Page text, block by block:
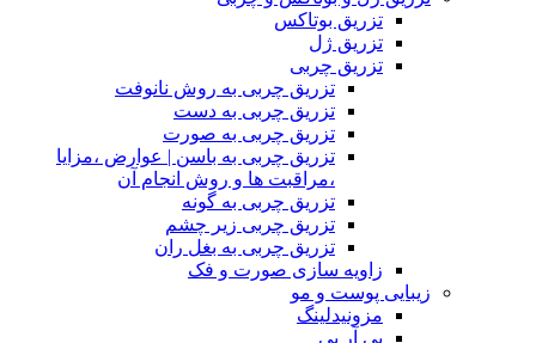
تزریق بوتاکس
تزریق ژل
تزریق چربی
تزریق چربی به روش نانوفت
تزریق چربی به دست
تزریق چربی به صورت
تزریق چربی به باسن | عوارض ،مزایا
،مراقبت ها و روش انجام آن
تزریق چربی به گونه
تزریق چربی زیر چشم
تزریق چربی به بغل ران
زاویه سازی صورت و فک
زیبایی پوست و مو
مزونیدلینگ
پی آر پی